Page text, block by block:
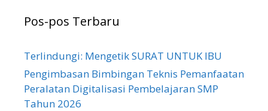
Pos-pos Terbaru
Terlindungi: Mengetik SURAT UNTUK IBU
Pengimbasan Bimbingan Teknis Pemanfaatan
Peralatan Digitalisasi Pembelajaran SMP
Tahun 2026